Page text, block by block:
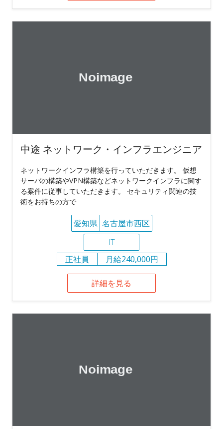
中途 ネットワーク・インフラエンジニア
ネットワークインフラ構築を行っていただきます。 仮想
サーバの構築やVPN構築などネットワークインフラに関す
る案件に従事していただきます。 セキュリティ関連の技
術をお持ちの方で
愛知県 名古屋市西区
IT
正社員
月給240,000円
詳細を見る